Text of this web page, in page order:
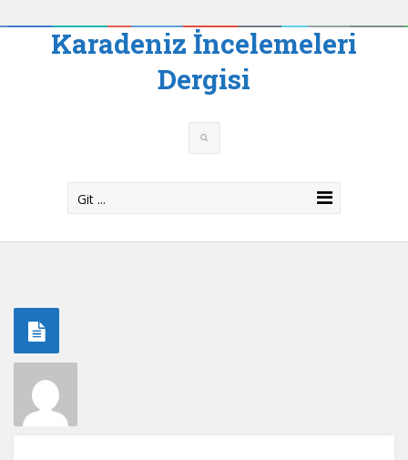
Karadeniz İncelemeleri
Dergisi
Git ...